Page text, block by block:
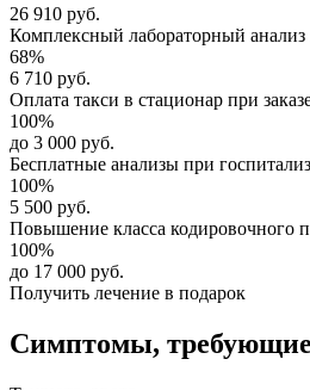
26 910 руб.
Комплексный лабораторный анализ
68%
6 710 руб.
Оплата такси в стационар при
100%
до 3 000 руб.
Бесплатные анализы при
100%
5 500 руб.
Повышение класса кодировочного
100%
до 17 000 руб.
Получить лечение в подарок
Симптомы,